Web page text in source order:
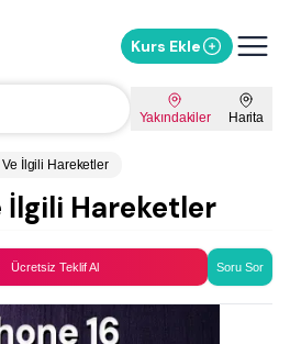
Kurs Ekle
Yakındakiler Harita
Ve İlgili Hareketler
İlgili Hareketler
Ücretsiz Teklif Al Soru Sor